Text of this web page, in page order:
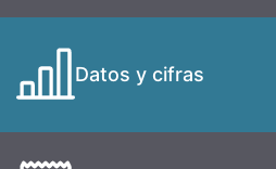
Datos y cifras